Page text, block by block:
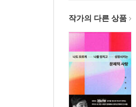
작가의 다른 상품